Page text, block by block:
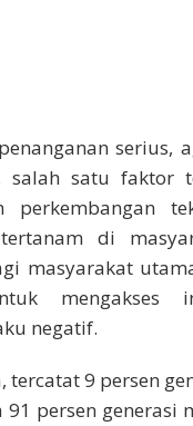
serius,
salah satu faktor
perkembangan
di
masyarakat
mengakses
negatif.
9 persen
persen generasi